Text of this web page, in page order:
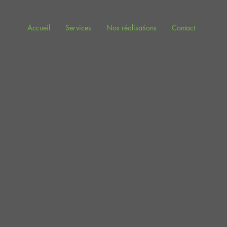
Accueil Services Nos réalisations Contact